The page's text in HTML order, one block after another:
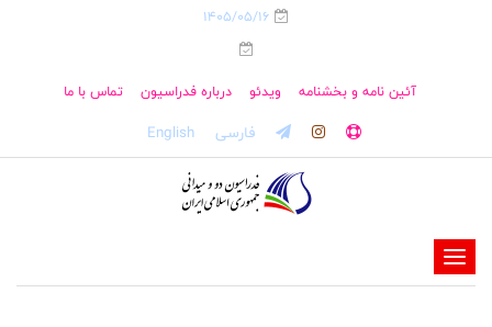
1405/05/16
آئین نامه و بخشنامه ویدئو درباره فدراسیون تماس با ما
فارسی English
-
-